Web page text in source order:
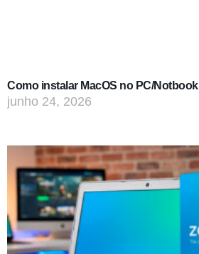
Como instalar MacOS no PC/Notbook
junho 24, 2026